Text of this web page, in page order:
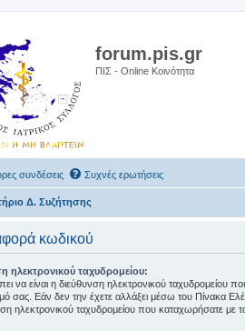
forum.pis.gr
ΠΙΣ - Online Κοινότητα
συνδέσεις Συχνές ερωτήσεις
Δ. Συζήτησης
κωδικού
ηλεκτρονικού ταχυδρομείου:
να είναι η διεύθυνση ηλεκτρονικού ταχυδρομείου που
σας. Εάν δεν την έχετε αλλάξει μέσω του Πίνακα
ηλεκτρονικού ταχυδρομείου που καταχωρήσατε με